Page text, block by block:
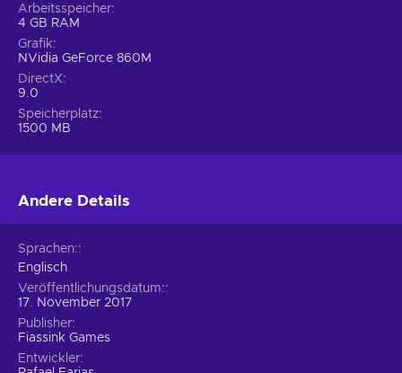
Arbeitsspeicher
4 GB RAM
Grafik
NVidia GeForce 860M
DirectX
9.0
Speicherplatz
1500 MB
Andere Details
Sprachen:
Englisch
Veröffentlichungsdatum:
17. November 2017
Publisher
Fiassink Games
Entwickler